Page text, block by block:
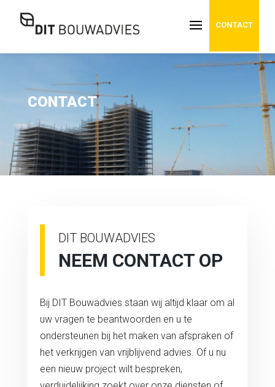
CONTACT
CONTACT
DIT BOUWADVIES
NEEM CONTACT OP
Bij DIT Bouwadvies staan wij altijd klaar om al
uw vragen te beantwoorden en u te
ondersteunen bij het maken van afspraken of
het verkrijgen van vrijblijvend advies. Of u nu
een nieuw project wilt bespreken,